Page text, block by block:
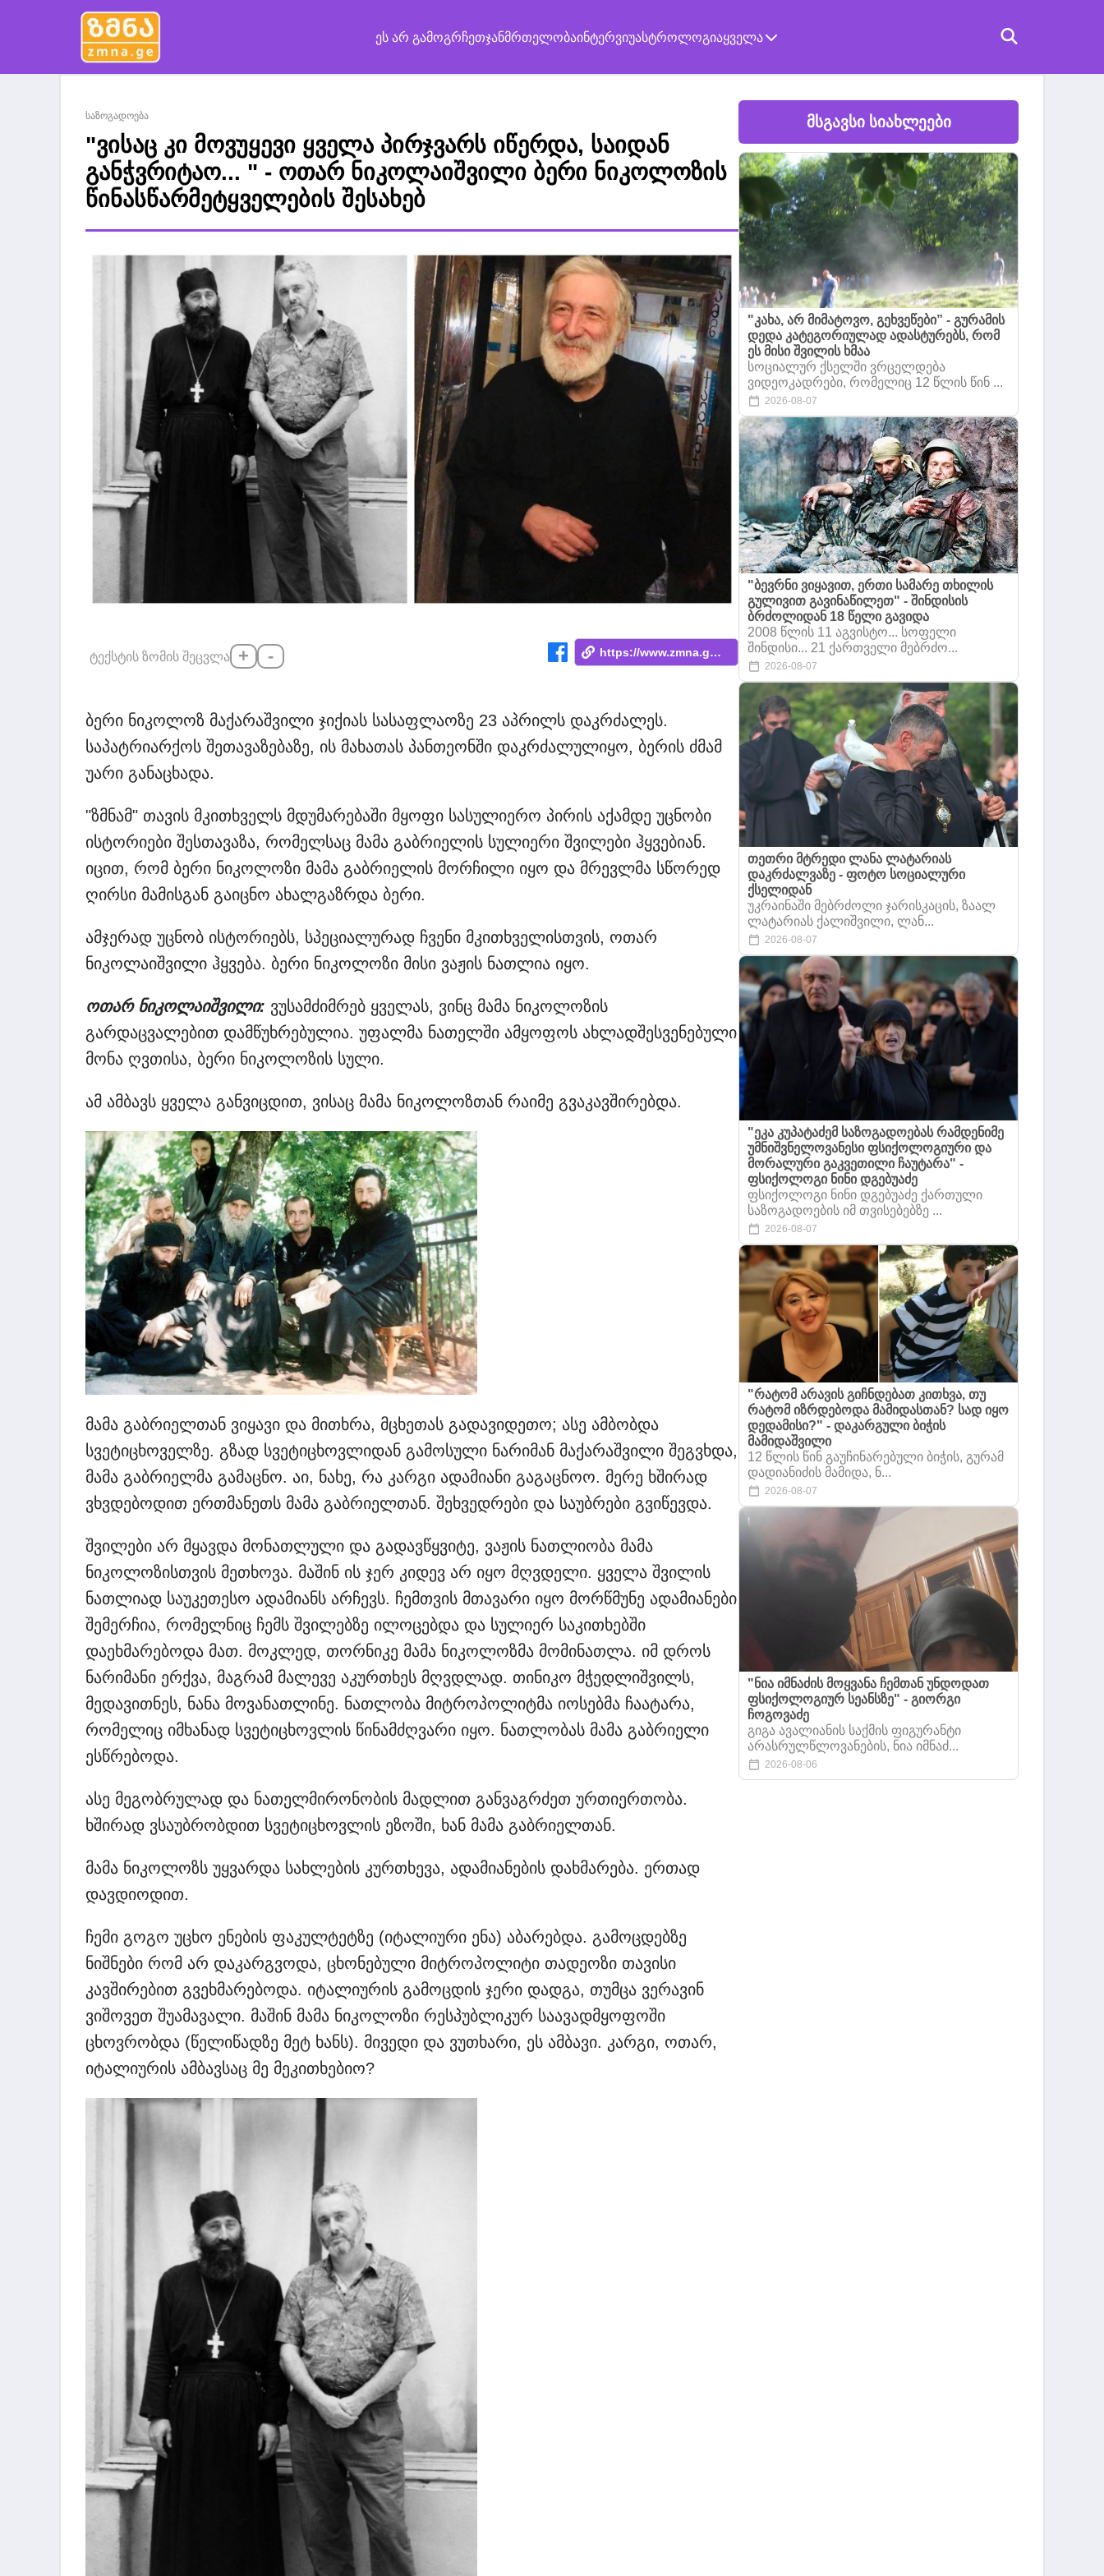
ეს არ გამოგრჩეთჯანმრთელობაინტერვიუასტროლოგიაყველა
საზოგადოება
"ვისაც კი მოვუყევი ყველა პირჯვარს იწერდა, საიდან
განჭვრიტაო... " - ოთარ ნიკოლაიშვილი ბერი ნიკოლოზის
წინასწარმეტყველების შესახებ
ტექსტის ზომის შეცვლა + - https://www.zmna.ge/news/visats-ki-movuy...
ბერი ნიკოლოზ მაქარაშვილი ჯიქიას სასაფლაოზე 23 აპრილს დაკრძალეს.
საპატრიარქოს შეთავაზებაზე, ის მახათას პანთეონში დაკრძალულიყო, ბერის ძმამ
უარი განაცხადა.
"ზმნამ" თავის მკითხველს მდუმარებაში მყოფი სასულიერო პირის აქამდე უცნობი
ისტორიები შესთავაზა, რომელსაც მამა გაბრიელის სულიერი შვილები ჰყვებიან.
იცით, რომ ბერი ნიკოლოზი მამა გაბრიელის მორჩილი იყო და მრევლმა სწორედ
ღირსი მამისგან გაიცნო ახალგაზრდა ბერი.
ამჯერად უცნობ ისტორიებს, სპეციალურად ჩვენი მკითხველისთვის, ოთარ
ნიკოლაიშვილი ჰყვება. ბერი ნიკოლოზი მისი ვაჟის ნათლია იყო.
ოთარ ნიკოლაიშვილი: ვუსამძიმრებ ყველას, ვინც მამა ნიკოლოზის
გარდაცვალებით დამწუხრებულია. უფალმა ნათელში ამყოფოს ახლადშესვენებული
მონა ღვთისა, ბერი ნიკოლოზის სული.
ამ ამბავს ყველა განვიცდით, ვისაც მამა ნიკოლოზთან რაიმე გვაკავშირებდა.
მამა გაბრიელთან ვიყავი და მითხრა, მცხეთას გადავიდეთო; ასე ამბობდა
სვეტიცხოველზე. გზად სვეტიცხოვლიდან გამოსული ნარიმან მაქარაშვილი შეგვხდა,
მამა გაბრიელმა გამაცნო. აი, ნახე, რა კარგი ადამიანი გაგაცნოო. მერე ხშირად
ვხვდებოდით ერთმანეთს მამა გაბრიელთან. შეხვედრები და საუბრები გვიწევდა.
შვილები არ მყავდა მონათლული და გადავწყვიტე, ვაჟის ნათლიობა მამა
ნიკოლოზისთვის მეთხოვა. მაშინ ის ჯერ კიდევ არ იყო მღვდელი. ყველა შვილის
ნათლიად საუკეთესო ადამიანს არჩევს. ჩემთვის მთავარი იყო მორწმუნე ადამიანები
შემერჩია, რომელნიც ჩემს შვილებზე ილოცებდა და სულიერ საკითხებში
დაეხმარებოდა მათ. მოკლედ, თორნიკე მამა ნიკოლოზმა მომინათლა. იმ დროს
ნარიმანი ერქვა, მაგრამ მალევე აკურთხეს მღვდლად. თინიკო მჭედლიშვილს,
მედავითნეს, ნანა მოვანათლინე. ნათლობა მიტროპოლიტმა იოსებმა ჩაატარა,
რომელიც იმხანად სვეტიცხოვლის წინამძღვარი იყო. ნათლობას მამა გაბრიელი
ესწრებოდა.
ასე მეგობრულად და ნათელმირონობის მადლით განვაგრძეთ ურთიერთობა.
ხშირად ვსაუბრობდით სვეტიცხოვლის ეზოში, ხან მამა გაბრიელთან.
მამა ნიკოლოზს უყვარდა სახლების კურთხევა, ადამიანების დახმარება. ერთად
დავდიოდით.
ჩემი გოგო უცხო ენების ფაკულტეტზე (იტალიური ენა) აბარებდა. გამოცდებზე
ნიშნები რომ არ დაკარგვოდა, ცხონებული მიტროპოლიტი თადეოზი თავისი
კავშირებით გვეხმარებოდა. იტალიურის გამოცდის ჯერი დადგა, თუმცა ვერავინ
ვიშოვეთ შუამავალი. მაშინ მამა ნიკოლოზი რესპუბლიკურ საავადმყოფოში
ცხოვრობდა (წელიწადზე მეტ ხანს). მივედი და ვუთხარი, ეს ამბავი. კარგი, ოთარ,
იტალიურის ამბავსაც მე მეკითხებიო?
მსგავსი სიახლეები
"კახა, არ მიმატოვო, გეხვეწები” - გურამის
დედა კატეგორიულად ადასტურებს, რომ
ეს მისი შვილის ხმაა
სოციალურ ქსელში ვრცელდება
ვიდეოკადრები, რომელიც 12 წლის წინ ...
2026-08-07
"ბევრნი ვიყავით, ერთი სამარე თხილის
გულივით გავინაწილეთ" - შინდისის
ბრძოლიდან 18 წელი გავიდა
2008 წლის 11 აგვისტო... სოფელი
შინდისი... 21 ქართველი მებრძო...
2026-08-07
თეთრი მტრედი ლანა ლატარიას
დაკრძალვაზე - ფოტო სოციალური
ქსელიდან
უკრაინაში მებრძოლი ჯარისკაცის, ზაალ
ლატარიას ქალიშვილი, ლან...
2026-08-07
"ეკა კუპატაძემ საზოგადოებას რამდენიმე
უმნიშვნელოვანესი ფსიქოლოგიური და
მორალური გაკვეთილი ჩაუტარა" -
ფსიქოლოგი ნინი დგებუაძე
ფსიქოლოგი ნინი დგებუაძე ქართული
საზოგადოების იმ თვისებებზე ...
2026-08-07
"რატომ არავის გიჩნდებათ კითხვა, თუ
რატომ იზრდებოდა მამიდასთან? სად იყო
დედამისი?" - დაკარგული ბიჭის
მამიდაშვილი
12 წლის წინ გაუჩინარებული ბიჭის, გურამ
დადიანიძის მამიდა, ნ...
2026-08-07
"ნია იმნაძის მოყვანა ჩემთან უნდოდათ
ფსიქოლოგიურ სეანსზე" - გიორგი
ჩოგოვაძე
გიგა ავალიანის საქმის ფიგურანტი
არასრულწლოვანების, ნია იმნაძ...
2026-08-06